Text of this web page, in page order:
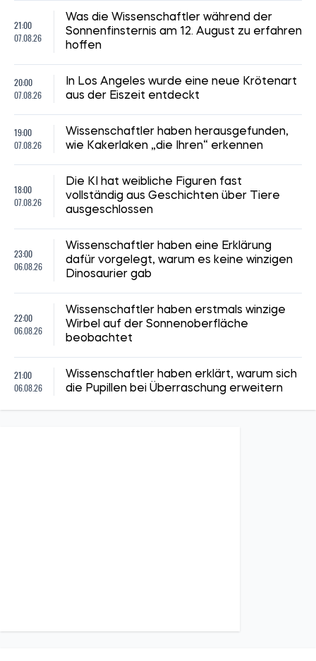
21:00
07.08.26
Was die Wissenschaftler während der
Sonnenfinsternis am 12. August zu erfahren
hoffen
20:00
07.08.26
In Los Angeles wurde eine neue Krötenart
aus der Eiszeit entdeckt
19:00
07.08.26
Wissenschaftler haben herausgefunden,
wie Kakerlaken „die Ihren“ erkennen
18:00
07.08.26
Die KI hat weibliche Figuren fast
vollständig aus Geschichten über Tiere
ausgeschlossen
23:00
06.08.26
Wissenschaftler haben eine Erklärung
dafür vorgelegt, warum es keine winzigen
Dinosaurier gab
22:00
06.08.26
Wissenschaftler haben erstmals winzige
Wirbel auf der Sonnenoberfläche
beobachtet
21:00
06.08.26
Wissenschaftler haben erklärt, warum sich
die Pupillen bei Überraschung erweitern